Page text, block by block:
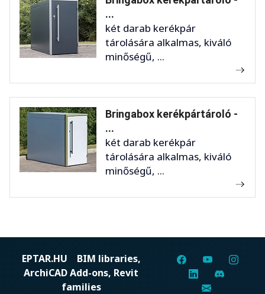
...
két darab kerékpár
tárolására alkalmas, kiváló
minőségű, ...
Bringabox kerékpártároló -
...
két darab kerékpár
tárolására alkalmas, kiváló
minőségű, ...
EPTAR.HU BIM libraries,
ArchiCAD Add-ons, Revit
families